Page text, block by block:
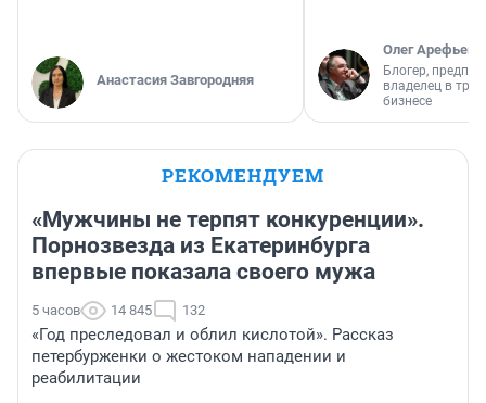
Анастасия Завгородняя
Олег Арефьев
Блогер,
владелец в
бизнесе
РЕКОМЕНДУЕМ
«Мужчины не терпят конкуренции».
Порнозвезда из Екатеринбурга
впервые показала своего мужа
5 часов 14 845 132
«Год преследовал и облил кислотой». Рассказ
петербурженки о жестоком нападении и
реабилитации